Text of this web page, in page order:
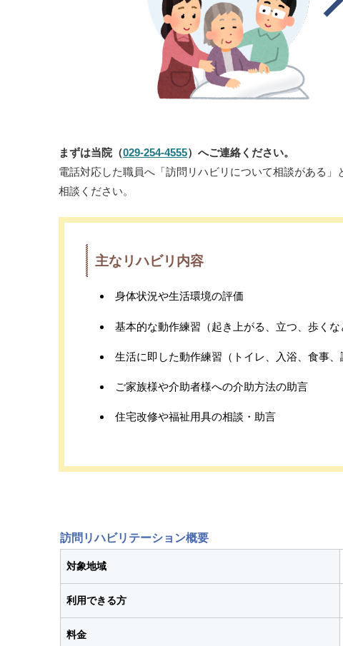
まずは当院（029-254-4555）へご連絡ください。
電話対応した職員へ「訪問リハビリについて相談がある
相談ください。
主なリハビリ内容
身体状況や生活環境の評価
基本的な動作練習（起き上がる、立つ、歩くな
生活に即した動作練習（トイレ、入浴、食事、
ご家族様や介助者様への介助方法の助言
住宅改修や福祉用具の相談・助言
訪問リハビリテーション概要
対象地域
利用できる方
料金